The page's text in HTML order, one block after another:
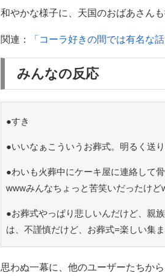
和やかな様子に、天国のおばあさん
関連： 「コーラ好きの間では有名な
みんなの反応
●すき
●いいなぁこういうお葬式。明るく送
●わいも火葬中にケーキ屋に連絡して
wwwみんなちょっと苦笑いだったけど
●お葬式やっぱり悲しいんだけど、親
は、不謹慎だけど、お葬式=楽しい集
思わぬ一幕に、他のユーザーたちか